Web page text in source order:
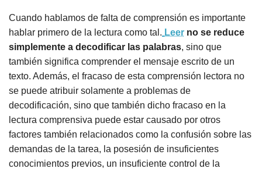
Cuando hablamos de falta de comprensión es importante
hablar primero de la lectura como tal. Leer no se reduce
simplemente a decodificar las palabras, sino que
también significa comprender el mensaje escrito de un
texto. Además, el fracaso de esta comprensión lectora no
se puede atribuir solamente a problemas de
decodificación, sino que también dicho fracaso en la
lectura comprensiva puede estar causado por otros
factores también relacionados como la confusión sobre las
demandas de la tarea, la posesión de insuficientes
conocimientos previos, un insuficiente control de la